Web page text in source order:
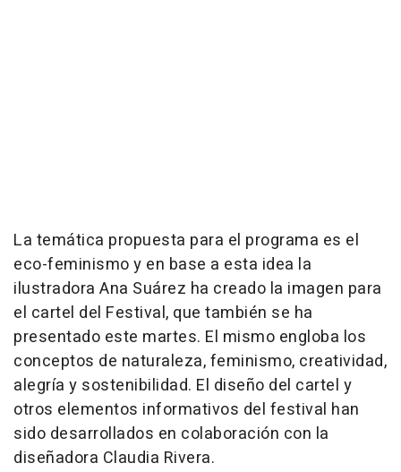
La temática propuesta para el programa es el
eco-feminismo y en base a esta idea la
ilustradora Ana Suárez ha creado la imagen para
el cartel del Festival, que también se ha
presentado este martes. El mismo engloba los
conceptos de naturaleza, feminismo, creatividad,
alegría y sostenibilidad. El diseño del cartel y
otros elementos informativos del festival han
sido desarrollados en colaboración con la
diseñadora Claudia Rivera.